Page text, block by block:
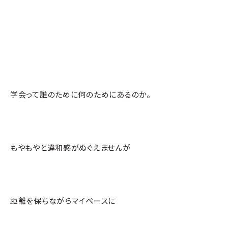
学会って誰のために何のためにあるのか。
もやもやと違和感がぬぐえませんが
距離を保ちながらマイペースに